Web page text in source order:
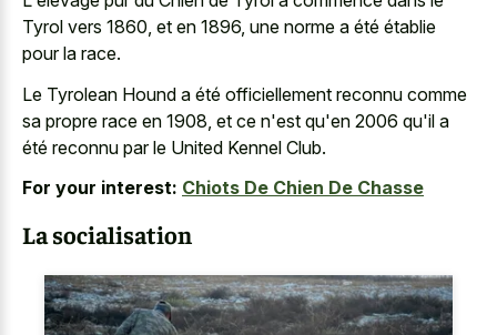
Tyrol vers 1860, et en 1896, une norme a été établie
pour la race.
Le Tyrolean Hound a été officiellement reconnu comme
sa propre race en 1908, et ce n'est qu'en 2006 qu'il a
été reconnu par le United Kennel Club.
For your interest: Chiots De Chien De Chasse
La socialisation